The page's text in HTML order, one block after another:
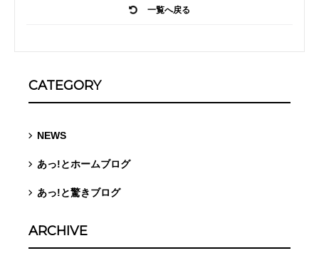
一覧へ戻る
CATEGORY
NEWS
あっ!とホームブログ
あっ!と驚きブログ
ARCHIVE